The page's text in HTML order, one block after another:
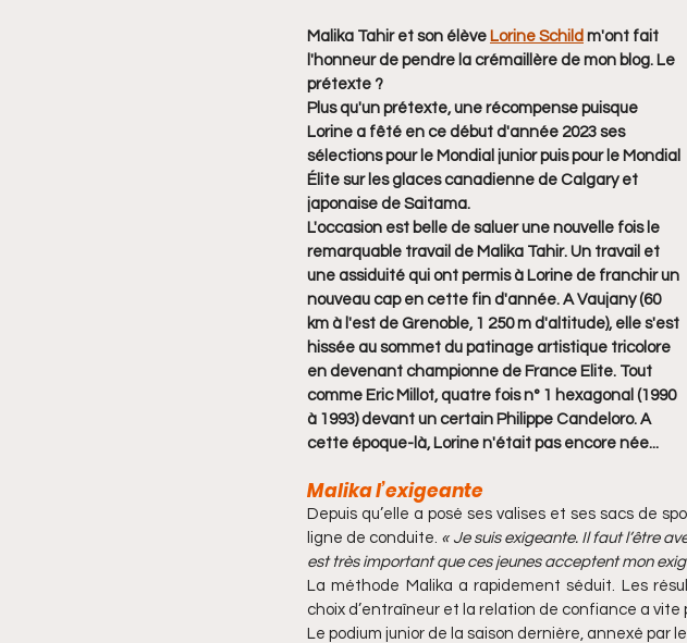
Malika Tahir et son élève Lorine Schild m'ont fait
l'honneur de pendre la crémaillère de mon blog. Le
prétexte ?
Plus qu'un prétexte, une récompense puisque
Lorine a fêté en ce début d'année 2023 ses
sélections pour le Mondial junior puis pour le Mondial
Élite sur les glaces canadienne de Calgary et
japonaise de Saitama.
L'occasion est belle de saluer une nouvelle fois le
remarquable travail de Malika Tahir. Un travail et
une assiduité qui ont permis à Lorine de franchir un
nouveau cap en cette fin d'année. A Vaujany (60
km à l'est de Grenoble, 1 250 m d'altitude), elle s'est
hissée au sommet du patinage artistique tricolore
en devenant championne de France Elite. Tout
comme Eric Millot, quatre fois n° 1 hexagonal (1990
à 1993) devant un certain Philippe Candeloro. A
cette époque-là, Lorine n'était pas encore née...
Malika l’exigeante
Depuis qu’elle a posé ses valises et ses sacs de
ligne de conduite. « Je suis exigeante. Il faut l’être
est très important que ces jeunes acceptent mon
La méthode Malika a rapidement séduit. Les
choix d’entraîneur et la relation de confiance a vite
Le podium junior de la saison dernière, annexé par